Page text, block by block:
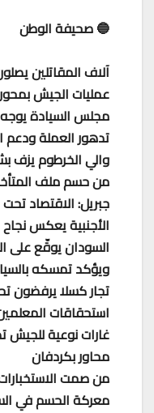
🔵 صحيفة الوطن
آلاف المقاتلين
عمليات الجيش
مجلس السيادة يوجه
تدهور العملة ودعم
والي الخرطوم يزف
من حسم ملف
جبريل: الاقتصاد
الأجنبية يعكس
ويؤكد تمسكه
تجار كسلا يرفضون
استحقاقات
غارات نوعية للجيش
محاور بكردفان
من صمت
معركة الحسم في